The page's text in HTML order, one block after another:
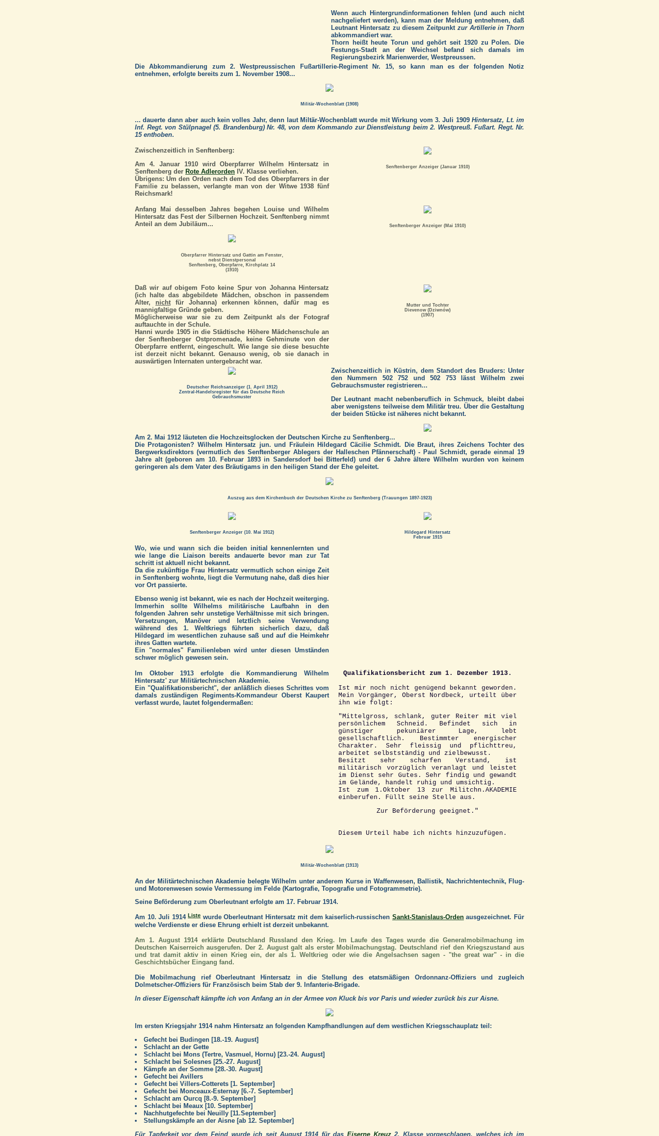
Wenn auch Hintergrundinformationen fehlen (und auch nicht
nachgeliefert werden), kann man der Meldung entnehmen, daß
Leutnant Hintersatz zu diesem Zeitpunkt zur Artillerie in Thorn
abkommandiert war.
Thorn heißt heute Torun und gehört seit 1920 zu Polen. Die
Festungs-Stadt an der Weichsel befand sich damals im
Regierungsbezirk Marienwerder, Westpreussen.
Die Abkommandierung zum 2. Westpreussischen Fußartillerie-Regiment Nr. 15, so kann man es der folgenden Notiz
entnehmen, erfolgte bereits zum 1. November 1908...
Militär-Wochenblatt (1908)
... dauerte dann aber auch kein volles Jahr, denn laut Miltär-Wochenblatt wurde mit Wirkung vom 3. Juli 1909Hintersatz, Lt. im
Inf. Regt. von Stülpnagel (5. Brandenburg) Nr. 48, von dem Kommando zur Dienstleistung beim 2. Westpreuß. Fußart. Regt. Nr.
15 enthoben.
Zwischenzeitlich in Senftenberg:
Am 4. Januar 1910 wird Oberpfarrer Wilhelm Hintersatz in
Senftenberg der Rote Adlerorden IV. Klasse verliehen.
Übrigens: Um den Orden nach dem Tod des Oberpfarrers in der
Familie zu belassen, verlangte man von der Witwe 1938 fünf
Reichsmark!
Senftenberger Anzeiger (Januar 1910)
Anfang Mai desselben Jahres begehen Louise und Wilhelm
Hintersatz das Fest der Silbernen Hochzeit. Senftenberg nimmt
Anteil an dem Jubiläum...
Oberpfarrer Hintersatz und Gattin am Fenster,
nebst Dienstpersonal
Senftenberg, Oberpfarre, Kirchplatz 14
(1910)
Senftenberger Anzeiger (Mai 1910)
Daß wir auf obigem Foto keine Spur von Johanna Hintersatz
(ich halte das abgebildete Mädchen, obschon in passendem
Alter, nichtfür Johanna) erkennen können, dafür mag es
mannigfaltige Gründe geben.
Möglicherweise war sie zu dem Zeitpunkt als der Fotograf
auftauchte in der Schule.
Hanni wurde 1905 in die Städtische Höhere Mädchenschule an
der Senftenberger Ostpromenade, keine Gehminute von der
Oberpfarre entfernt, eingeschult. Wie lange sie diese besuchte
ist derzeit nicht bekannt. Genauso wenig, ob sie danach in
auswärtigen Internaten untergebracht war.
Mutter und Tochter
Dievenow (Dziwnów)
(1907)
Deutscher Reichsanzeiger (1. April 1912)
Zentral-Handelsregister für das Deutsche Reich
Gebrauchsmuster
Zwischenzeitlich in Küstrin, dem Standort des Bruders: Unter
den Nummern 502 752 und 502 753 lässt Wilhelm zwei
Gebrauchsmuster registrieren...
Der Leutnant macht nebenberuflich in Schmuck, bleibt dabei
aber wenigstens teilweise dem Militär treu. Über die Gestaltung
der beiden Stücke ist näheres nicht bekannt.
Am 2. Mai 1912 läuteten die Hochzeitsglocken der Deutschen Kirche zu Senftenberg...
Die Protagonisten? Wilhelm Hintersatz jun. und Fräulein Hildegard Cäcilie Schmidt. Die Braut, ihres Zeichens Tochter des
Bergwerksdirektors (vermutlich des Senftenberger Ablegers der Halleschen Pfännerschaft) - Paul Schmidt, gerade einmal 19
Jahre alt (geboren am 10. Februar 1893 in Sandersdorf bei Bitterfeld) und der 6 Jahre ältere Wilhelm wurden von keinem
geringeren als dem Vater des Bräutigams in den heiligen Stand der Ehe geleitet.
Auszug aus dem Kirchenbuch der Deutschen Kirche zu Senftenberg (Trauungen 1897-1923)
Senftenberger Anzeiger (10. Mai 1912)
Wo, wie und wann sich die beiden initial kennenlernten und
wie lange die Liaison bereits andauerte bevor man zur Tat
schritt ist aktuell nicht bekannt.
Da die zukünftige Frau Hintersatz vermutlich schon einige Zeit
in Senftenberg wohnte, liegt die Vermutung nahe, daß dies hier
vor Ort passierte.
Ebenso wenig ist bekannt, wie es nach der Hochzeit weiterging.
Immerhin sollte Wilhelms militärische Laufbahn in den
folgenden Jahren sehr unstetige Verhältnisse mit sich bringen.
Versetzungen, Manöver und letztlich seine Verwendung
während des 1. Weltkriegs führten sicherlich dazu, daß
Hildegard im wesentlichen zuhause saß und auf die Heimkehr
ihres Gatten wartete.
Ein "normales" Familienleben wird unter diesen Umständen
schwer möglich gewesen sein.
Hildegard Hintersatz
Februar 1915
Im Oktober 1913 erfolgte die Kommandierung Wilhelm
Hintersatz' zur Militärtechnischen Akademie.
Ein "Qualifikationsbericht", der anläßlich dieses Schrittes vom
damals zuständigen Regiments-Kommandeur Oberst Kaupert
verfasst wurde, lautet folgendermaßen:
Qualifikationsbericht zum 1. Dezember 1913.
Ist mir noch nicht genügend bekannt geworden.
Mein Vorgänger, Oberst Nordbeck, urteilt über
ihn wie folgt:
"Mittelgross, schlank, guter Reiter mit viel
persönlichem Schneid. Befindet sich in
günstiger pekuniärer Lage, lebt
gesellschaftlich. Bestimmter energischer
Charakter. Sehr fleissig und pflichttreu,
arbeitet selbstständig und zielbewusst.
Besitzt sehr scharfen Verstand, ist
militärisch vorzüglich veranlagt und leistet
im Dienst sehr Gutes. Sehr findig und gewandt
im Gelände, handelt ruhig und umsichtig.
Ist zum 1.Oktober 13 zur Militchn.AKADEMIE
einberufen. Füllt seine Stelle aus.
Zur Beförderung geeignet."
Diesem Urteil habe ich nichts hinzuzufügen.
Militär-Wochenblatt (1913)
An der Militärtechnischen Akademie belegte Wilhelm unter anderem Kurse in Waffenwesen, Ballistik, Nachrichtentechnik, Flug-
und Motorenwesen sowie Vermessung im Felde (Kartografie, Topografie und Fotogrammetrie).
Seine Beförderung zum Oberleutnant erfolgte am 17. Februar 1914.
Am 10. Juli 1914Listewurde Oberleutnant Hintersatz mit dem kaiserlich-russischen Sankt-Stanislaus-Ordenausgezeichnet. Für
welche Verdienste er diese Ehrung erhielt ist derzeit unbekannt.
Am 1. August 1914 erklärte Deutschland Russland den Krieg. Im Laufe des Tages wurde die Generalmobilmachung im
Deutschen Kaiserreich ausgerufen. Der 2. August galt als erster Mobilmachungstag. Deutschland rief den Kriegszustand aus
und trat damit aktiv in einen Krieg ein, der als 1. Weltkrieg oder wie die Angelsachsen sagen - "the great war" - in die
Geschichtsbücher Eingang fand.
Die Mobilmachung rief Oberleutnant Hintersatz in die Stellung des etatsmäßigen Ordonnanz-Offiziers und zugleich
Dolmetscher-Offiziers für Französisch beim Stab der 9. Infanterie-Brigade.
In dieser Eigenschaft kämpfte ich von Anfang an in der Armee von Kluck bis vor Paris und wieder zurück bis zur Aisne.
Im ersten Kriegsjahr 1914 nahm Hintersatz an folgenden Kampfhandlungen auf dem westlichen Kriegsschauplatz teil:
Gefecht bei Budingen [18.-19. August]
Schlacht an der Gette
Schlacht bei Mons (Tertre, Vasmuel, Hornu) [23.-24. August]
Schlacht bei Solesnes [25.-27. August]
Kämpfe an der Somme [28.-30. August]
Gefecht bei Avillers
Gefecht bei Villers-Cotterets [1. September]
Gefecht bei Monceaux-Esternay [6.-7. September]
Schlacht am Ourcq [8.-9. September]
Schlacht bei Meaux [10. September]
Nachhutgefechte bei Neuilly [11.September]
Stellungskämpfe an der Aisne [ab 12. September]
Für Tapferkeit vor dem Feind wurde ich seit August 1914 für das Eiserne Kreuz2. Klasse vorgeschlagen, welches ich im